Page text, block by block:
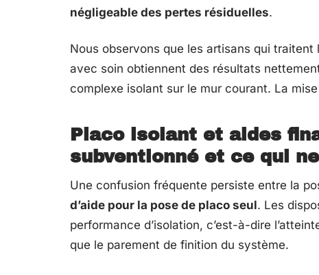
négligeable des pertes résiduelles.
Nous observons que les artisans qui
avec soin obtiennent des résultats
complexe isolant sur le mur courant. La
Placo isolant et aides
subventionné et ce qui
Une confusion fréquente persiste entre la
d’aide pour la pose de placo seul. Les
performance d’isolation, c’est-à-dire
que le parement de finition du système.